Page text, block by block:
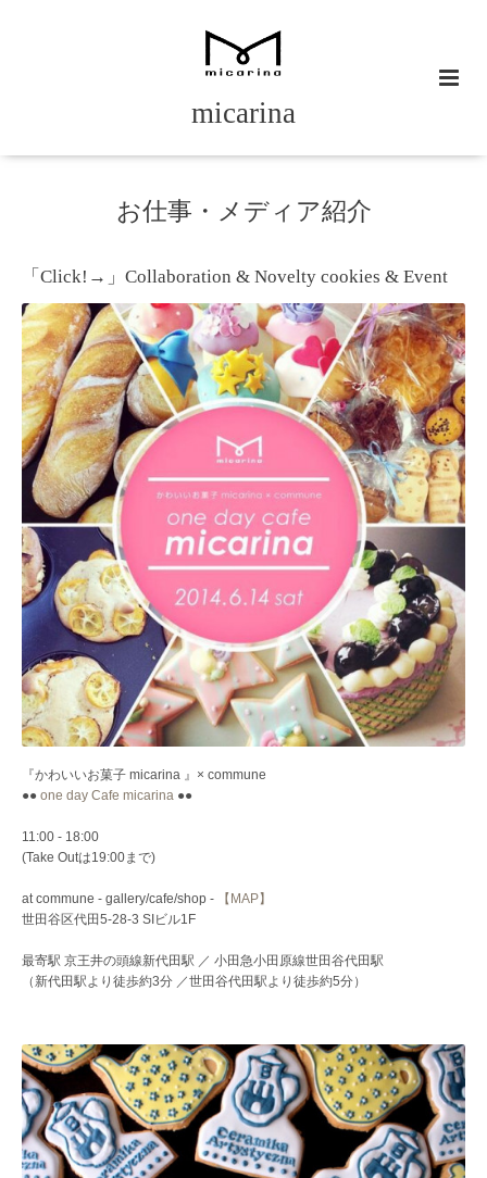
micarina
お仕事・メディア紹介
「Click!→」Collaboration & Novelty cookies & Event
『かわいいお菓子 micarina 』× commune
●● one day Cafe micarina ●●
11:00 - 18:00
(Take Outは19:00まで)
at commune - gallery/cafe/shop -
【MAP】
世田谷区代田5-28-3 SIビル1F
最寄駅 京王井の頭線新代田駅 ／ 小田急小田原線世田谷代田駅
（新代田駅より徒歩約3分 ／世田谷代田駅より徒歩約5分）